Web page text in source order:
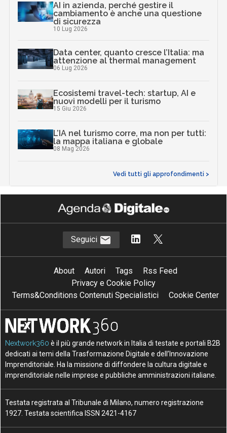
AI in azienda, perché gestire il
cambiamento è anche una questione
di sicurezza
10 Lug 2026
Data center, quanto cresce l’Italia: ma
attenzione al thermal management
06 Lug 2026
Ecosistemi travel-tech: startup, AI e
nuovi modelli per il turismo
15 Giu 2026
L’IA nel turismo corre, ma non per tutti:
la mappa italiana e globale
08 Mag 2026
Vedi tutti gli approfondimenti >
Seguici
About Autori Tags
Rss Feed
Privacy e Cookie Policy
Terms&Conditions Contenuti Specialistici
Cookie Center
Nextwork360 è il più grande network in Italia di testate e portali B2B
dedicati ai temi della Trasformazione Digitale e dell’Innovazione
Imprenditoriale. Ha la missione di diffondere la cultura digitale e
imprenditoriale nelle imprese e pubbliche amministrazioni italiane.
Testata registrata al Tribunale di Milano, numero registrazione
1927. Testata scientifica ISSN 2421-4167